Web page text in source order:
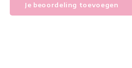
Je beoordeling toevoegen